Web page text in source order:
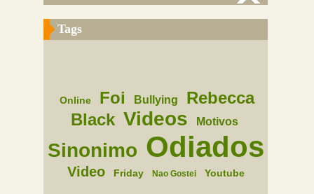
Tags
Online Foi Bullying
Rebecca
Black Videos Motivos
Sinonimo Odiados
Video Friday Nao Gostei Youtube